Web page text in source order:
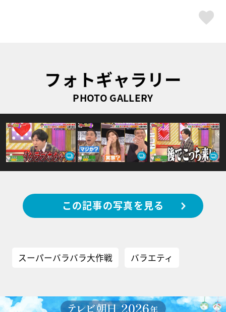
フォトギャラリー
PHOTO GALLERY
この記事の写真を見る
スーパーバラバラ大作戦 バラエティ